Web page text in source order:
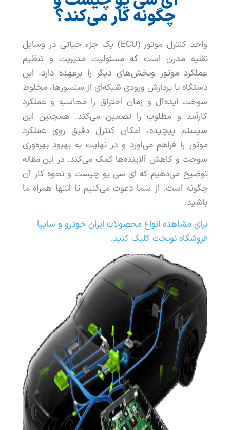
چگونه کار می‌کند؟
واحد کنترل موتور (
ECU
) یک جزء حیاتی در وسایل
نقلیه مدرن است که مسئولیت مدیریت و تنظیم
عملکرد موتور وبخشهای دیگر را برعهده دارد. این
دستگاه با پردازش ورودی شبکهای از سنسورها،مخلوط
سوخت ایدهآل و زمان احتراق را محاسبه و عملکرد
کارآمد و مطلوب را تضمین میکند. همچنین این
سیستم پیچیده، امکان کنترل دقیق روی عملکرد
موتور را فراهم میآورد و در نهایت به بهبود بهرهوری
سوخت و کاهش آلایندهها کمک میکند. در اینمقاله
توضیح میدهیم که ای سی یو چیست و نحوه کار آن
چگونه است. از شما دعوت میکنیم تا انتها همراه ما
باشید.
برای مشاهده انواع محصولات ایران خودرو و سایپا
فروشگاه نوبخت کلیک کنید.